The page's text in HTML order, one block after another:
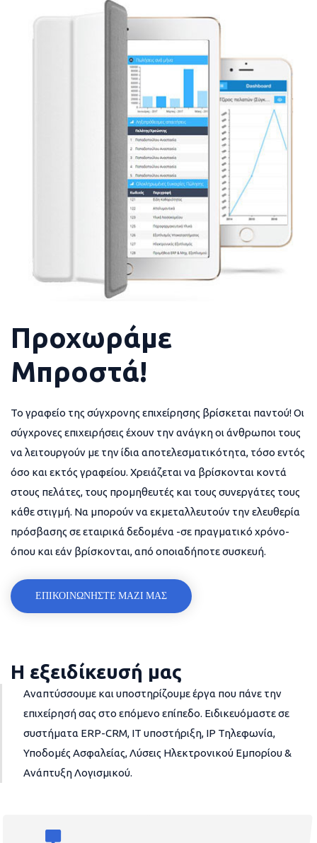
Προχωράμε
Μπροστά!
Το γραφείο της σύγχρονης επιχείρησης βρίσκεται παντού! Οι
σύγχρονες επιχειρήσεις έχουν την ανάγκη οι άνθρωποι τους
να λειτουργούν με την ίδια αποτελεσματικότητα, τόσο εντός
όσο και εκτός γραφείου. Χρειάζεται να βρίσκονται κοντά
στους πελάτες, τους προμηθευτές και τους συνεργάτες τους
κάθε στιγμή. Να μπορούν να εκμεταλλευτούν την ελευθερία
πρόσβασης σε εταιρικά δεδομένα -σε πραγματικό χρόνο-
όπου και εάν βρίσκονται, από οποιαδήποτε συσκευή.
ΕΠΙΚΟΙΝΩΝΗΣΤΕ ΜΑΖΙ ΜΑΣ
Η εξειδίκευσή μας
Αναπτύσσουμε και υποστηρίζουμε έργα που πάνε την
επιχείρησή σας στο επόμενο επίπεδο. Ειδικευόμαστε σε
συστήματα ERP-CRM, IT υποστήριξη, IP Τηλεφωνία,
Υποδομές Ασφαλείας, Λύσεις Ηλεκτρονικού Εμπορίου &
Ανάπτυξη Λογισμικού.